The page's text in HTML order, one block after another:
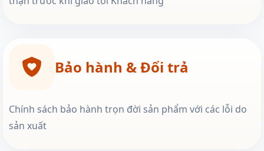
Bảo hành & Đổi trả
Chính sách bảo hành trọn đời sản phẩm với các lỗi do
sản xuất